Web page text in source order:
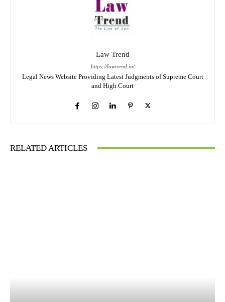
Law Trend
https://lawtrend.in/
Legal News Website Providing Latest Judgments of Supreme Court
and High Court
RELATED ARTICLES